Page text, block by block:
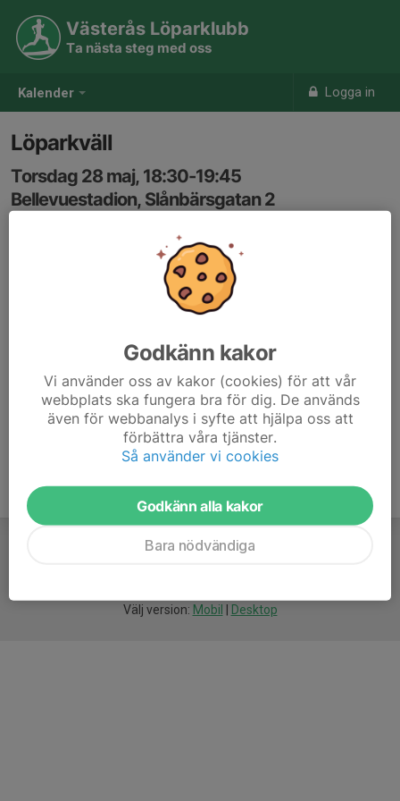
Kalender Logga in
Västerås Löparklubb
Ta nästa steg med oss
Löparkväll
Torsdag 28 maj, 18:30-19:45
Bellevuestadion, Slånbärsgatan 2
ca 6min/km. Både vanlig distans och lättare
intervallträning kan förekomma.
Välj version: Mobil Desktop
Godkänn kakor
Vi använder oss av kakor (cookies) för att vår
webbplats ska fungera bra för dig. De används
även för webbanalys i syfte att hjälpa oss att
förbättra våra tjänster.
Så använder vi cookies
Godkänn alla kakor
Bara nödvändiga